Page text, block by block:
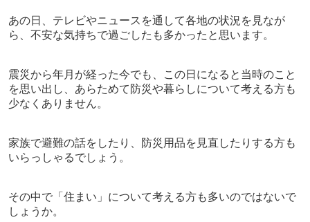
あの日、テレビやニュースを通して各地の状況を見なが
ら、不安な気持ちで過ごしたも多かったと思います。
震災から年月が経った今でも、この日になると当時のこと
を思い出し、あらためて防災や暮らしについて考える方も
少なくありません。
家族で避難の話をしたり、防災用品を見直したりする方も
いらっしゃるでしょう。
その中で「住まい」について考える方も多いのではないで
しょうか。